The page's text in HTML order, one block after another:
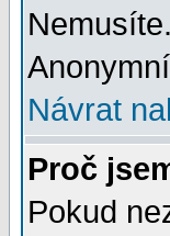
Návrat
Proč
Pokud